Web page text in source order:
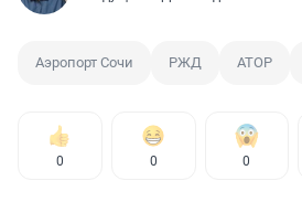
Аэропорт Сочи РЖД АТОР
0 0 0